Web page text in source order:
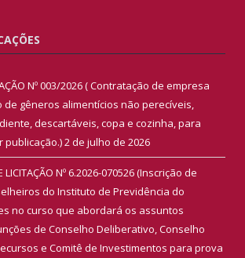
Nº 003/2026 ( Contratação de empresa
gêneros alimentícios não perecíveis,
descartáveis, copa e cozinha, para
publicação.)2 de julho de 2026
LICITAÇÃO Nº 6.2026-070526 (Inscrição de
do Instituto de Previdência do
no curso que abordará os assuntos
de Conselho Deliberativo, Conselho
e Comitê de Investimentos para prova